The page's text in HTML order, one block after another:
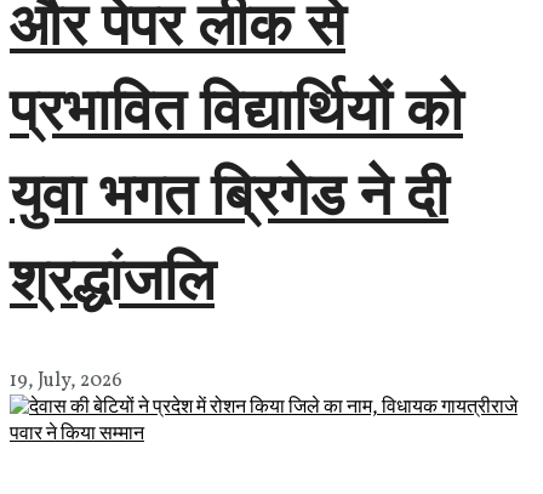
और पेपर लीक से
प्रभावित विद्यार्थियों को
युवा भगत ब्रिगेड ने दी
श्रद्धांजलि
19, July, 2026